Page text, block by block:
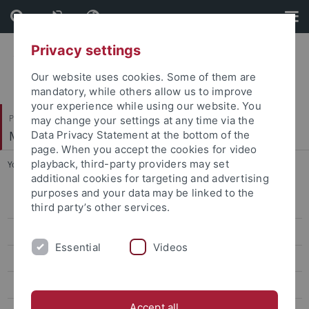
Skip
to
content
Skip
to
footer
Philosophische Fakultät
Musikwissenschaftliches Institut
You are here: Startseite ... Bertola, Mauro Fosco, Dr.
Amelung, Philipp, UMD
Bißwanger, Michael, Dr.
Privacy settings
Our website uses cookies. Some of them are
mandatory, while others allow us to improve
your experience while using our website. You
may change your settings at any time via the
Data Privacy Statement at the bottom of the
page. When you accept the cookies for video
playback, third-party providers may set
additional cookies for targeting and advertising
purposes and your data may be linked to the
third party’s other services.
Essential Videos